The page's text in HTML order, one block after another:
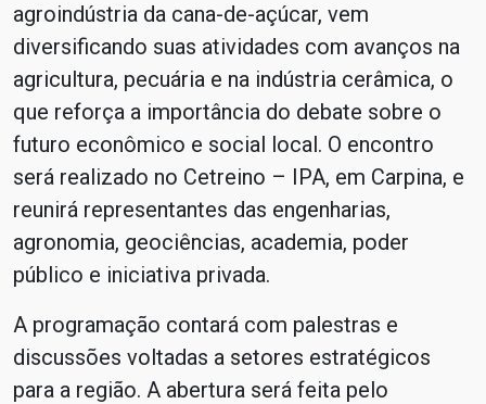
agroindústria da cana-de-açúcar, vem
diversificando suas atividades com avanços na
agricultura, pecuária e na indústria cerâmica, o
que reforça a importância do debate sobre o
futuro econômico e social local. O encontro
será realizado no Cetreino – IPA, em Carpina, e
reunirá representantes das engenharias,
agronomia, geociências, academia, poder
público e iniciativa privada.
A programação contará com palestras e
discussões voltadas a setores estratégicos
para a região. A abertura será feita pelo